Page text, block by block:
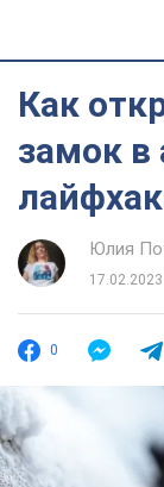
Как
замок в
Юлия
0